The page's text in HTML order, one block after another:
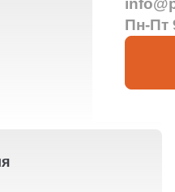
Пн-Пт